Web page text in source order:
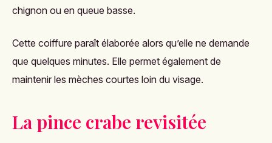
chignon ou en queue basse.
Cette coiffure paraît élaborée alors qu’elle ne demande
que quelques minutes. Elle permet également de
maintenir les mèches courtes loin du visage.
La pince crabe revisitée